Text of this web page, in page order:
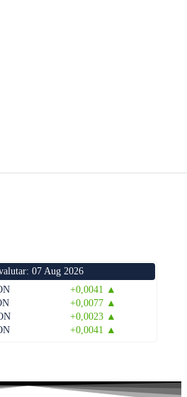
07 Aug 2026
+0,0041 ▲
+0,0077 ▲
+0,0023 ▲
+0,0041 ▲